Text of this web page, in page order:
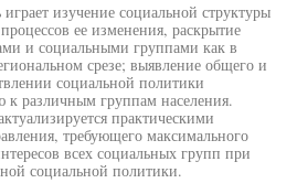
изучение социальной структуры
ее изменения, раскрытие
и социальными группами как в
срезе; выявление общего и
социальной политики
к различным группам населения.
практическими
требующего максимального
всех социальных групп при
социальной политики.